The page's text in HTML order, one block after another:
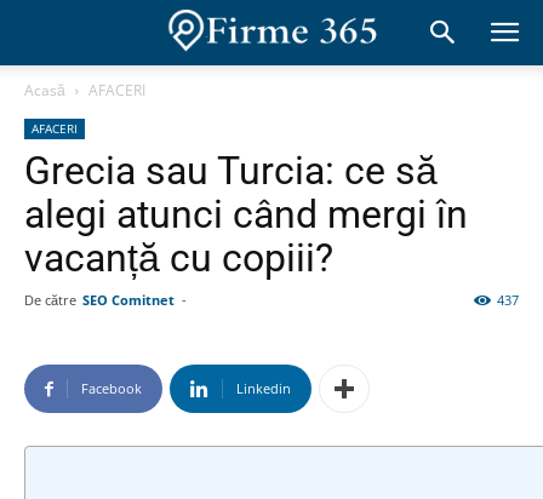
Acasă AFACERI
AFACERI
Grecia sau Turcia: ce să
alegi atunci când mergi în
vacanță cu copiii?
De către SEO Comitnet - 437
Facebook Linkedin